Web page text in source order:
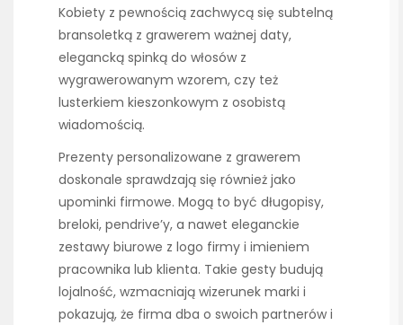
Kobiety z pewnością zachwycą się subtelną
bransoletką z grawerem ważnej daty,
elegancką spinką do włosów z
wygrawerowanym wzorem, czy też
lusterkiem kieszonkowym z osobistą
wiadomością.
Prezenty personalizowane z grawerem
doskonale sprawdzają się również jako
upominki firmowe. Mogą to być długopisy,
breloki, pendrive’y, a nawet eleganckie
zestawy biurowe z logo firmy i imieniem
pracownika lub klienta. Takie gesty budują
lojalność, wzmacniają wizerunek marki i
pokazują, że firma dba o swoich partnerów i